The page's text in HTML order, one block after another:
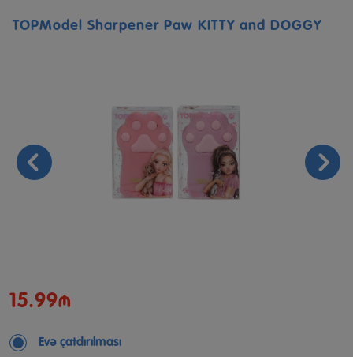
TOPModel Sharpener Paw KITTY and DOGGY
15.99₼
Evə çatdırılması